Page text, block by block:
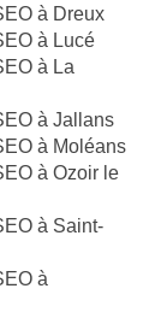
à Dreux
à Lucé
à La
à Jallans
à Moléans
à Ozoir le
à Saint-
à